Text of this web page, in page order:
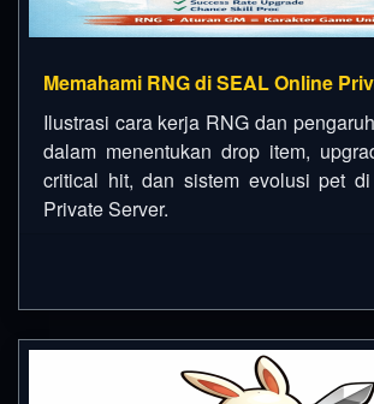
Memahami RNG di SEAL Online
Ilustrasi cara kerja RNG dan
dalam menentukan drop item,
critical hit, dan sistem evolusi pet
Private Server.